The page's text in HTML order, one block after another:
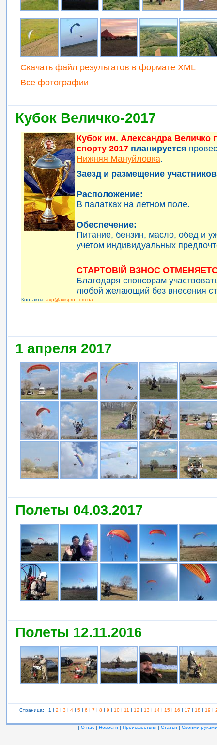
Скачать файл результатов в формате XML
Все фотографии
Кубок Величко-2017
Кубок им. Александра Величко
спорту 2017 планируется
Нижняя Мануйловка.
Заезд и размещение
Расположение:
В палатках на летном поле.
Обеспечение:
Питание, бензин, масло, обед и
учетом индивидуальных
СТАРТОВІЙ ВЗНОС
Благодаря спонсорам
любой желающий без внесения
Контакты: avp@avispro.com.ua
1 апреля 2017
Полеты 04.03.2017
Полеты 12.11.2016
Страница: | 1 | 2 | 3 | 4 | 5 | 6 | 7 | 8 | 9 | 10 | 11 | 12 | 13 | 14 | 15 | 16 | 17 | 18 | 19 |
| О нас | Новости | Происшествия | Статьи | Своими руками